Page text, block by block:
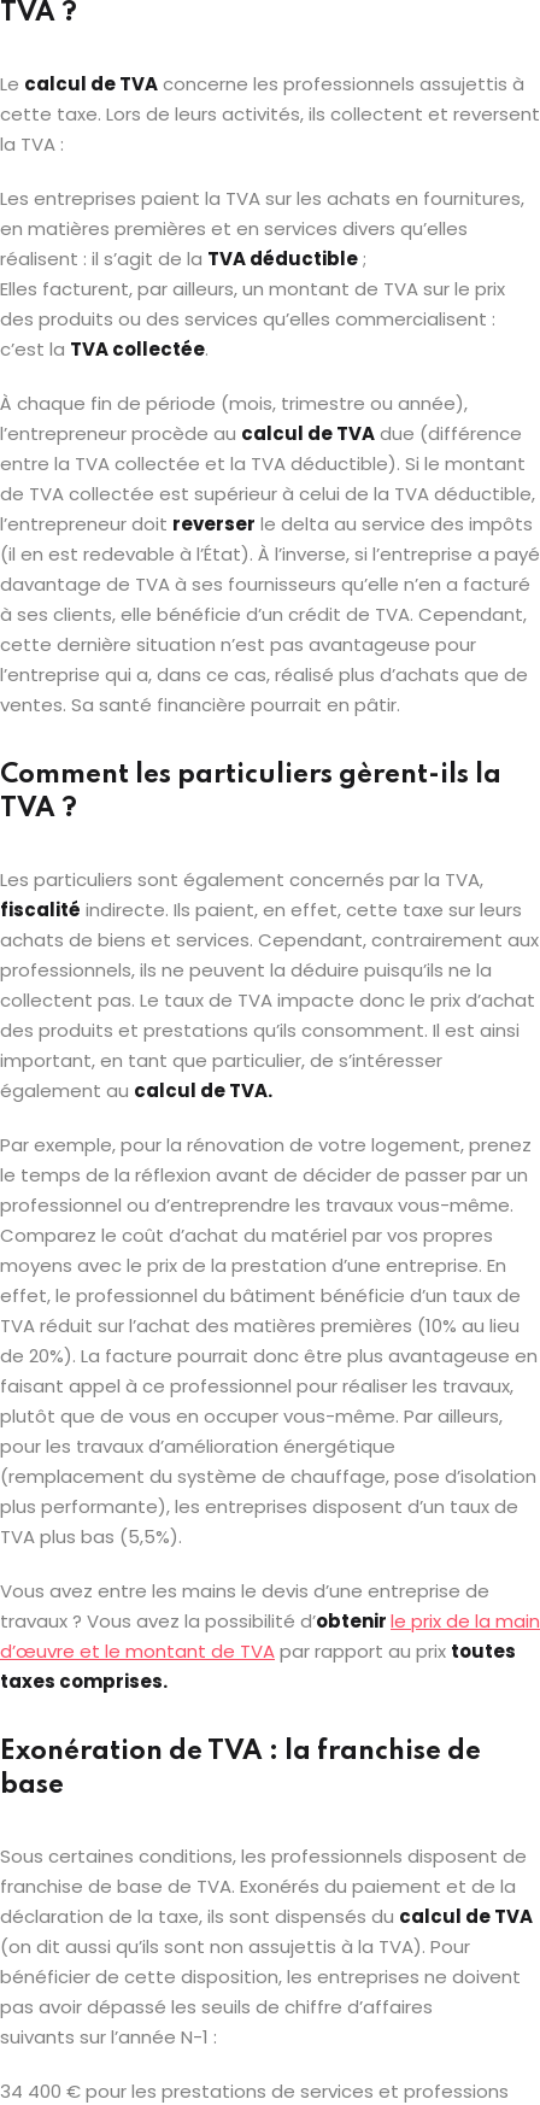
TVA ?
Le calcul de TVAconcerne les professionnels assujettis à
cette taxe. Lors de leurs activités, ils collectent et reversent
la TVA :
Les entreprises paient la TVA sur les achats en fournitures,
en matières premières et en services divers qu’elles
réalisent : il s’agit de la TVA déductible;
Elles facturent, par ailleurs, un montant de TVA sur le prix
des produits ou des services qu’elles commercialisent :
c’est la TVA collectée.
À chaque fin de période (mois, trimestre ou année),
l’entrepreneur procède au calcul de TVAdue (différence
entre la TVA collectée et la TVA déductible). Si le montant
de TVA collectée est supérieur à celui de la TVA déductible,
l’entrepreneur doit reverser le delta au service des impôts
(il en est redevable à l’État). À l’inverse, si l’entreprise a payé
davantage de TVA à ses fournisseurs qu’elle n’en a facturé
à ses clients, elle bénéficie d’un crédit de TVA. Cependant,
cette dernière situation n’est pas avantageuse pour
l’entreprise qui a, dans ce cas, réalisé plus d’achats que de
ventes. Sa santé financière pourrait en pâtir.
Comment les particuliers gèrent-ils la
TVA ?
Les particuliers sont également concernés par la TVA,
fiscalité indirecte. Ils paient, en effet, cette taxe sur leurs
achats de biens et services. Cependant, contrairement aux
professionnels, ils ne peuvent la déduire puisqu’ils ne la
collectent pas. Le taux de TVA impacte donc le prix d’achat
des produits et prestations qu’ils consomment. Il est ainsi
important, en tant que particulier, de s’intéresser
également au calcul de TVA.
Par exemple, pour la rénovation de votre logement, prenez
le temps de la réflexion avant de décider de passer par un
professionnel ou d’entreprendre les travaux vous-même.
Comparez le coût d’achat du matériel par vos propres
moyens avec le prix de la prestation d’une entreprise. En
effet, le professionnel du bâtiment bénéficie d’un taux de
TVA réduit sur l’achat des matières premières (10% au lieu
de 20%). La facture pourrait donc être plus avantageuse en
faisant appel à ce professionnel pour réaliser les travaux,
plutôt que de vous en occuper vous-même. Par ailleurs,
pour les travaux d’amélioration énergétique
(remplacement du système de chauffage, pose d’isolation
plus performante), les entreprises disposent d’un taux de
TVA plus bas (5,5%).
Vous avez entre les mains le devis d’une entreprise de
travaux ? Vous avez la possibilité d’obtenirle prix de la main
d’œuvre et le montant de TVApar rapport au prix toutes
taxes comprises.
Exonération de TVA : la franchise de
base
Sous certaines conditions, les professionnels disposent de
franchise de base de TVA. Exonérés du paiement et de la
déclaration de la taxe, ils sont dispensés du calcul de TVA
(on dit aussi qu’ils sont non assujettis à la TVA). Pour
bénéficier de cette disposition, les entreprises ne doivent
pas avoir dépassé les seuils de chiffre d’affaires
suivants sur l’année N-1 :
34 400 € pour les prestations de services et professions